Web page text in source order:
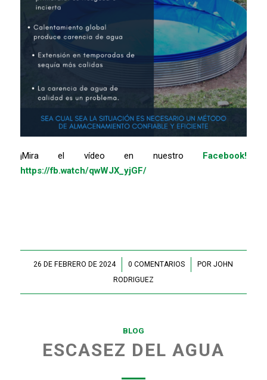
¡Mira el vídeo en nuestro
Facebook!
https://fb.watch/qwWJX_yjGF/
26 DE FEBRERO DE 2024
/ 0 COMENTARIOS
/ PORJOHN
RODRIGUEZ
BLOG
ESCASEZ DEL AGUA